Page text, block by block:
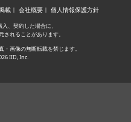
載 会社概要 個人情報保護方針
、契約した場合に、
れることがあります。
画像の無断転載を禁じます。
IID, Inc.